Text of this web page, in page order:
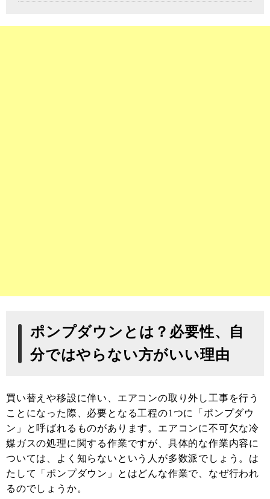
ポンプダウンとは？必要性、自
分ではやらない方がいい理由
買い替えや移設に伴い、エアコンの取り外し工事を行う
ことになった際、必要となる工程の1つに「ポンプダウ
ン」と呼ばれるものがあります。エアコンに不可欠な冷
媒ガスの処理に関する作業ですが、具体的な作業内容に
ついては、よく知らないという人が多数派でしょう。は
たして「ポンプダウン」とはどんな作業で、なぜ行われ
るのでしょうか。